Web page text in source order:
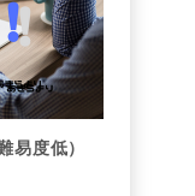
易度低）